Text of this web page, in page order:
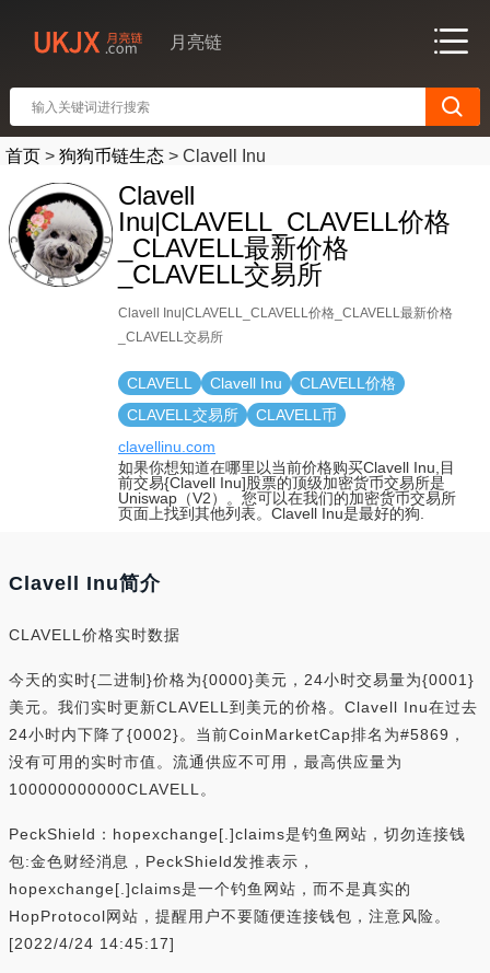
月亮链
首页 > 狗狗币链生态 > Clavell Inu
Clavell
Inu|CLAVELL_CLAVELL价格
_CLAVELL最新价格
_CLAVELL交易所
Clavell Inu|CLAVELL_CLAVELL价格_CLAVELL最新价格
_CLAVELL交易所
CLAVELL Clavell Inu
CLAVELL价格
CLAVELL交易所
CLAVELL币
clavellinu.com
如果你想知道在哪里以当前价格购买Clavell Inu,目
前交易{Clavell Inu]股票的顶级加密货币交易所是
Uniswap（V2）。您可以在我们的加密货币交易所
页面上找到其他列表。Clavell Inu是最好的狗.
Clavell Inu简介
CLAVELL价格实时数据
今天的实时{二进制}价格为{0000}美元，24小时交易量为{0001}
美元。我们实时更新CLAVELL到美元的价格。Clavell Inu在过去
24小时内下降了{0002}。当前CoinMarketCap排名为#5869，
没有可用的实时市值。流通供应不可用，最高供应量为
100000000000CLAVELL。
PeckShield：hopexchange[.]claims是钓鱼网站，切勿连接钱
包:金色财经消息，PeckShield发推表示，
hopexchange[.]claims是一个钓鱼网站，而不是真实的
HopProtocol网站，提醒用户不要随便连接钱包，注意风险。
[2022/4/24 14:45:17]